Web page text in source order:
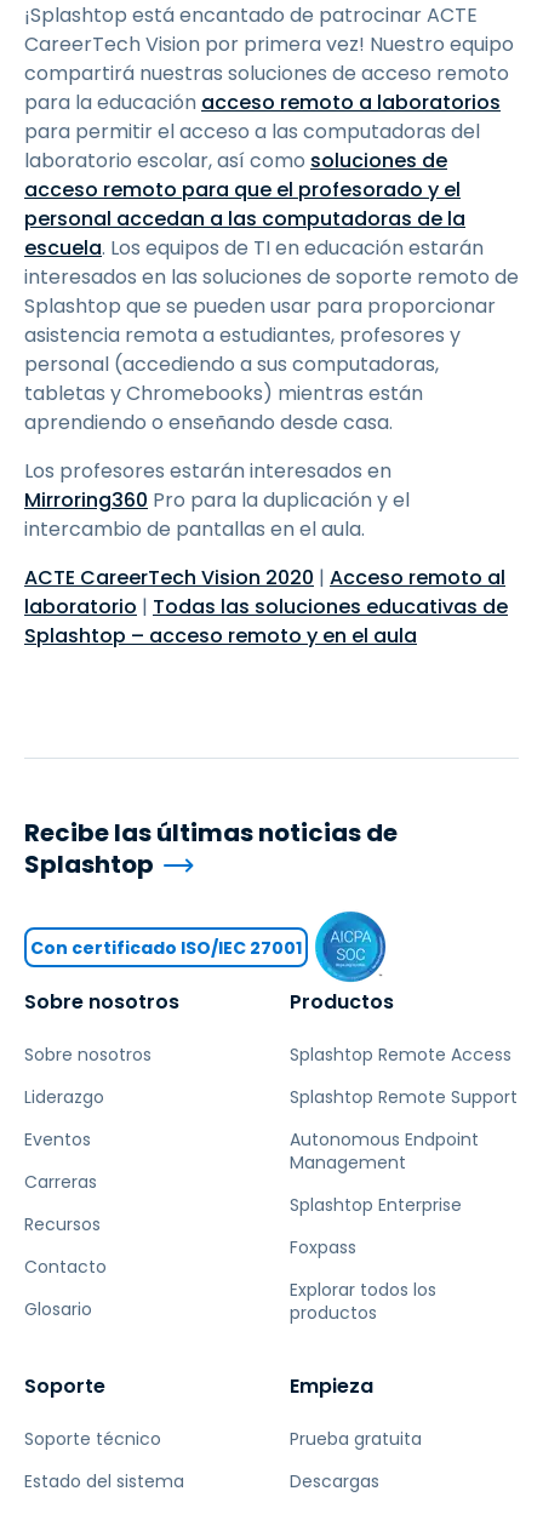
¡Splashtop está encantado de patrocinar ACTE
CareerTech Vision por primera vez! Nuestro equipo
compartirá nuestras soluciones de acceso remoto
para la educación acceso remoto a laboratorios
para permitir el acceso a las computadoras del
laboratorio escolar, así como soluciones de
acceso remoto para que el profesorado y el
personal accedan a las computadoras de la
escuela. Los equipos de TI en educación estarán
interesados en las soluciones de soporte remoto de
Splashtop que se pueden usar para proporcionar
asistencia remota a estudiantes, profesores y
personal (accediendo a sus computadoras,
tabletas y Chromebooks) mientras están
aprendiendo o enseñando desde casa.
Los profesores estarán interesados en
Mirroring360 Pro para la duplicación y el
intercambio de pantallas en el aula.
ACTE CareerTech Vision 2020 | Acceso remoto al
laboratorio | Todas las soluciones educativas de
Splashtop – acceso remoto y en el aula
Sobre nosotros
Sobre nosotros
Liderazgo
Eventos
Carreras
Recursos
Contacto
Glosario
Productos
Splashtop Remote Access
Splashtop Remote Support
Autonomous Endpoint
Management
Splashtop Enterprise
Foxpass
Explorar todos los
productos
Soporte
Soporte técnico
Estado del sistema
Empieza
Prueba gratuita
Descargas
Recibe las últimas noticias de
Splashtop
Con certificado ISO/IEC 27001